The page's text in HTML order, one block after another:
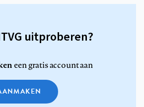
uitproberen?
een gratis account aan